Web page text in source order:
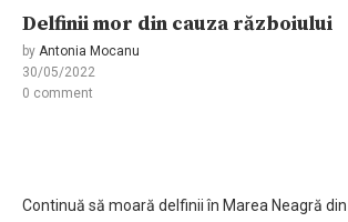
Delfinii mor din cauza războiului
by Antonia Mocanu
30/05/2022
0 comment
Continuă să moară delfinii în Marea Neagră